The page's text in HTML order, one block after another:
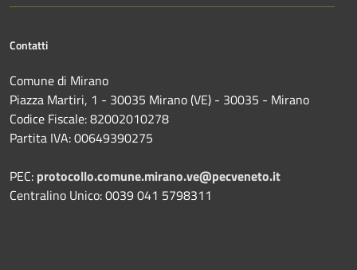
Contatti
Comune di Mirano
Piazza Martiri, 1 - 30035 Mirano (VE) - 30035 - Mirano
Codice Fiscale: 82002010278
Partita IVA: 00649390275
PEC: protocollo.comune.mirano.ve@pecveneto.it
Centralino Unico: 0039 041 5798311